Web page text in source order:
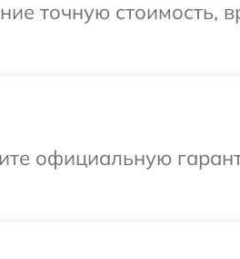
точную стоимость,
официальную